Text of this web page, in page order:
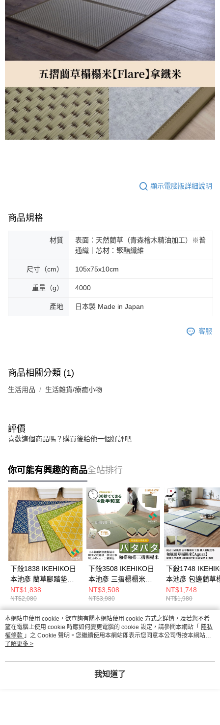
顯示電腦版詳細說明
商品規格
材質
表面：天然藺草（青森檜木精油加工）※普
通織｜芯材：聚酯纖維
尺寸（cm） 105x75x10cm
重量（g） 4000
產地 日本製 Made in Japan
客服
商品相關分類 (1)
生活用品 生活雜貨/療癒小物
評價
喜歡這個商品嗎？購買後給他一個好評吧
你可能有興趣的商品全站排行
下殺1838 IKEHIKO日
本池彥 藺草腳踏墊本
格文化60x150cm/地
墊/踩腳墊/臥室踏墊
26Aug001
NT$1,838
NT$2,080
下殺3508 IKEHIKO日
本池彥 三摺榻榻米啪
搭啪搭(單片
裝)70x210cm/藺草榻
榻米/摺疊榻榻米/榻榻
米 26Aug001
NT$3,508
NT$3,980
下殺1748
本池彥 包邊藺草
米
四季適用榻榻米/
隔音榻榻米/日本
26Aug001
NT$1,748
NT$1,980
熱門標籤
本網站中使用 cookie，欲查詢有關本網站使用 cookie 方式之詳情，及若您不希
望在電腦上使用 cookie 時應如何變更電腦的 cookie 設定，請參閱本網站「 隱私
權條款 」之 Cookie 聲明。您繼續使用本網站即表示您同意本公司得按本網站使
用條款之 Cookie 聲明使用 cookie。
了解更多 >
我知道了